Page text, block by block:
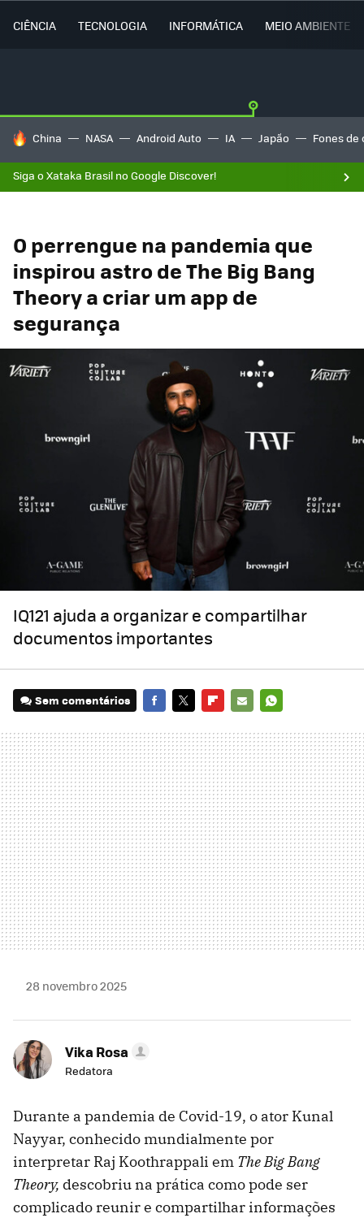
CIÊNCIA TECNOLOGIA INFORMÁTICA MEIO AMBIENTE
TENDÊNCIAS DO DIA
China NASA Android Auto IA Japão Fones de
Siga o Xataka Brasil no Google Discover!
O perrengue na pandemia que
inspirou astro de The Big Bang
Theory a criar um app de
segurança
IQ121 ajuda a organizar e compartilhar
documentos importantes
Sem comentários
MAIL
28 novembro 2025
Vika Rosa
Redatora
Durante a pandemia de Covid-19, o ator Kunal
Nayyar, conhecido mundialmente por
interpretar Raj Koothrappali em The Big Bang
Theory, descobriu na prática como pode ser
complicado reunir e compartilhar informações